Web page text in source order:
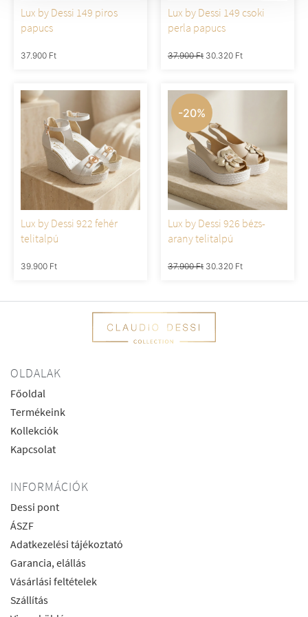
Lux by Dessi 149 piros
papucs
37.900 Ft
Lux by Dessi 149 csoki
perla papucs
37.900Ft 30.320 Ft
Lux by Dessi 922 fehér
telitalpú
39.900 Ft
-20%
Lux by Dessi 926 bézs-
arany telitalpú
37.900Ft 30.320 Ft
OLDALAK
Főoldal
Termékeink
Kollekciók
Kapcsolat
INFORMÁCIÓK
Dessi pont
ÁSZF
Adatkezelési tájékoztató
Garancia, elállás
Vásárlási feltételek
Szállítás